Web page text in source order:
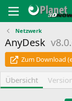
Netzwerk
AnyDesk
Zum Download
Übersicht